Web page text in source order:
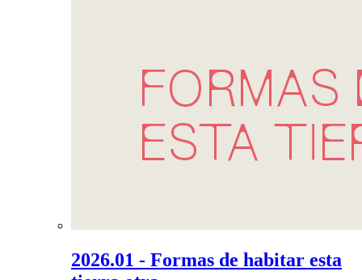
2026.01 - Formas de habitar esta